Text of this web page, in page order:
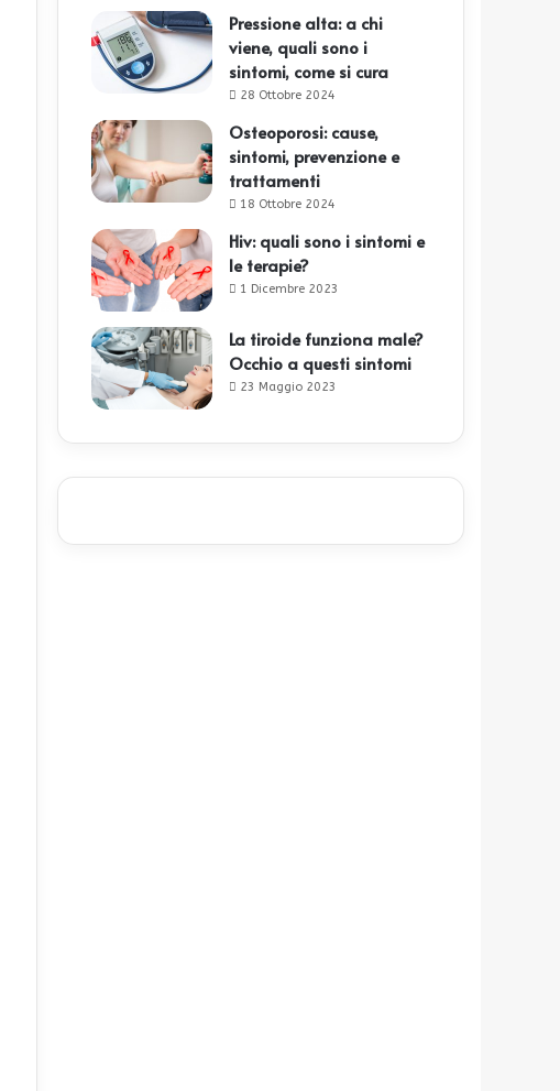
Pressione alta: a chi
viene, quali sono i
sintomi, come si cura
28 Ottobre 2024
Osteoporosi: cause,
sintomi, prevenzione e
trattamenti
18 Ottobre 2024
Hiv: quali sono i sintomi e
le terapie?
1 Dicembre 2023
La tiroide funziona male?
Occhio a questi sintomi
23 Maggio 2023